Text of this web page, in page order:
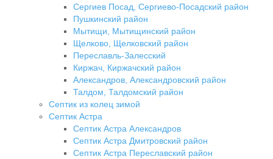
Сергиев Посад, Сергиево-Посадский район
Пушкинский район
Мытищи, Мытищинский район
Щелково, Щелковский район
Переславль-Залесский
Киржач, Киржачский район
Александров, Александровский район
Талдом, Талдомский район
Септик из колец зимой
Септик Астра
Септик Астра Александров
Септик Астра Дмитровский район
Септик Астра Переславский район